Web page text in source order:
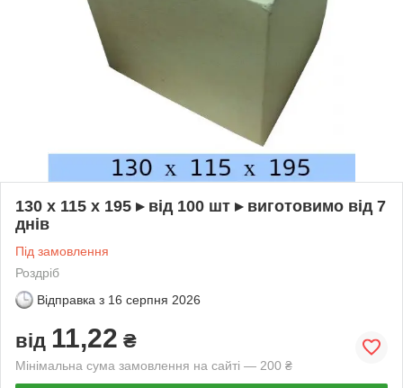
130 х 115 х 195 ▸ від 100 шт ▸ виготовимо від 7
днів
Під замовлення
Роздріб
Відправка з 16 серпня 2026
від 11,22 ₴
Мінімальна сума замовлення на сайті — 200 ₴